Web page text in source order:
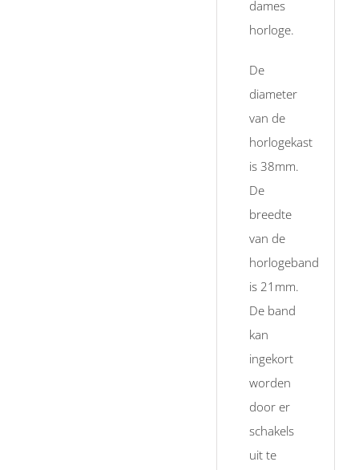
dames
horloge.
De
diameter
van de
horlogekast
is 38mm.
De
breedte
van de
horlogeband
is 21mm.
De band
kan
ingekort
worden
door er
schakels
uit te